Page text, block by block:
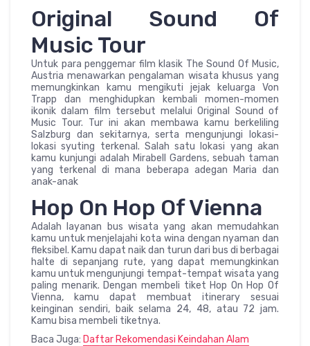
Original Sound Of
Music Tour
Untuk para penggemar film klasik The Sound Of Music,
Austria menawarkan pengalaman wisata khusus yang
memungkinkan kamu mengikuti jejak keluarga Von
Trapp dan menghidupkan kembali momen-momen
ikonik dalam film tersebut melalui Original Sound of
Music Tour. Tur ini akan membawa kamu berkeliling
Salzburg dan sekitarnya, serta mengunjungi lokasi-
lokasi syuting terkenal. Salah satu lokasi yang akan
kamu kunjungi adalah Mirabell Gardens, sebuah taman
yang terkenal di mana beberapa adegan Maria dan
anak-anak
Hop On Hop Of Vienna
Adalah layanan bus wisata yang akan memudahkan
kamu untuk menjelajahi kota wina dengan nyaman dan
fleksibel. Kamu dapat naik dan turun dari bus di berbagai
halte di sepanjang rute, yang dapat memungkinkan
kamu untuk mengunjungi tempat-tempat wisata yang
paling menarik. Dengan membeli tiket Hop On Hop Of
Vienna, kamu dapat membuat itinerary sesuai
keinginan sendiri, baik selama 24, 48, atau 72 jam.
Kamu bisa membeli tiketnya.
Baca Juga: Daftar Rekomendasi Keindahan Alam